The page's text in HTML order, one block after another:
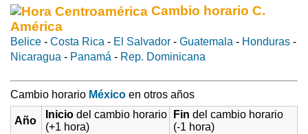
Cambio horario C.
América
Belice - Costa Rica - El Salvador - Guatemala - Honduras -
Nicaragua - Panamá - Rep. Dominicana
Cambio horario México en otros años
Año
Inicio del cambio horario
(+1 hora)
Fin del cambio horario
(-1 hora)